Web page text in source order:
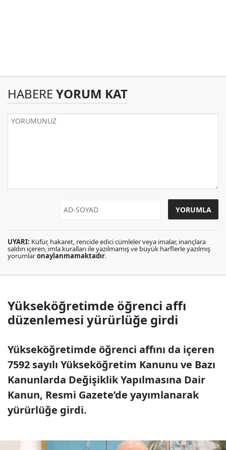
HABERE YORUM KAT
UYARI: Küfür, hakaret, rencide edici cümleler veya imalar, inançlara
saldırı içeren, imla kuralları ile yazılmamış ve büyük harflerle yazılmış
yorumlaronaylanmamaktadır.
Yükseköğretimde öğrenci affı
düzenlemesi yürürlüğe girdi
Yükseköğretimde öğrenci affını da içeren
7592 sayılı Yükseköğretim Kanunu ve Bazı
Kanunlarda Değişiklik Yapılmasına Dair
Kanun, Resmi Gazete’de yayımlanarak
yürürlüğe girdi.